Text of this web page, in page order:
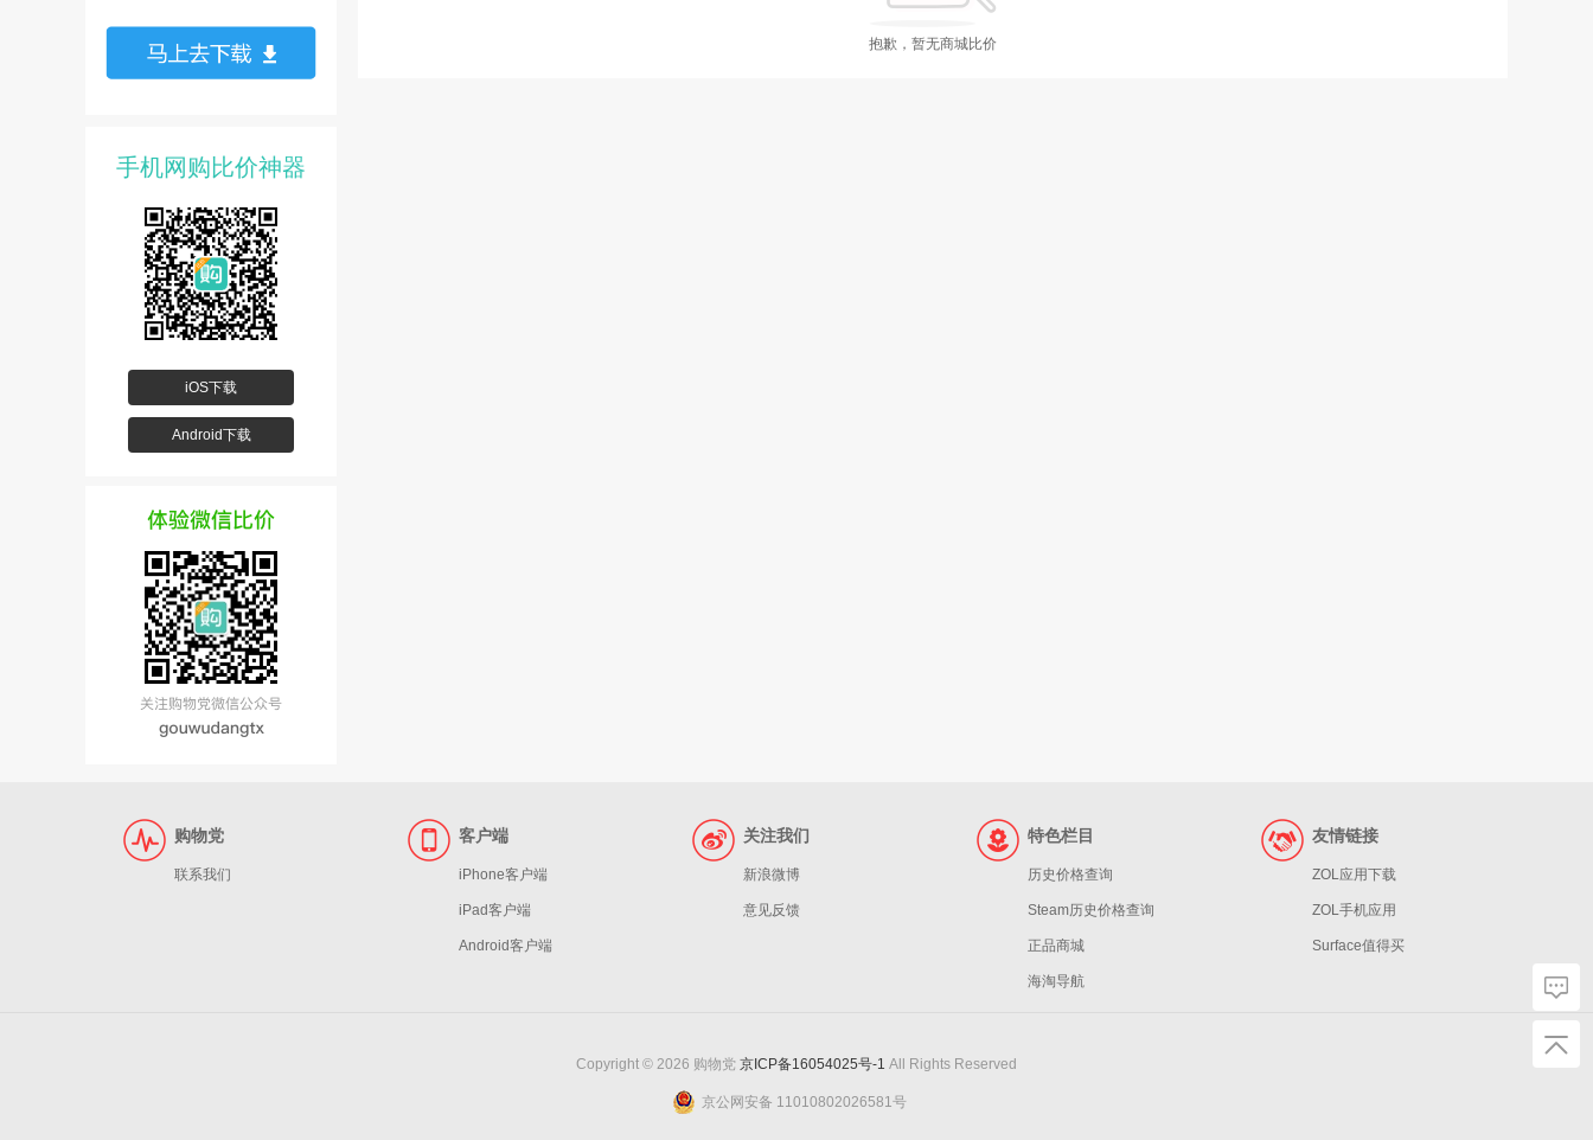
手机网购比价神器
iOS下载
Android下载
抱歉，暂无商城比价
购物党
联系我们
客户端
iPhone客户端
iPad客户端
Android客户端
关注我们
新浪微博
意见反馈
特色栏目
历史价格查询
Steam历史价格查询
正品商城
海淘导航
友情链接
ZOL应用下载
ZOL手机应用
Surface值得买
Copyright © 2026 购物党 京ICP备16054025号-1 All Rights Reserved
京公网安备 11010802026581号